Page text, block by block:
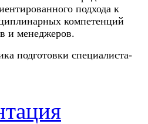
подхода к
компетенций
и менеджеров.
подготовки специалиста-